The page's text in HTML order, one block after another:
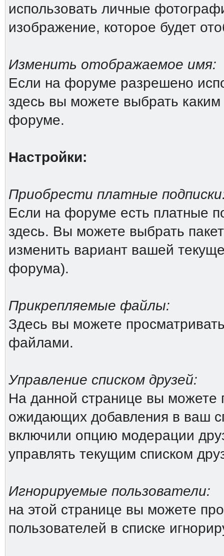
использовать личные
изображение, которое будет
Изменить отображаемое имя:
Если на форуме разрешено
здесь вы можете выбрать
форуме.
Настройки:
Приобрести платные
Если на форуме есть платные
здесь. Вы можете выбрать
изменить вариант вашей
форума).
Прикрепляемые файлы:
Здесь вы можете
файлами.
Управление списком друзей:
На данной странице вы можете
ожидающих добавления в ваш
включили опцию модерации
управлять текущим списком
Игнорируемые пользователи:
на этой странице вы можете
пользователей в списке